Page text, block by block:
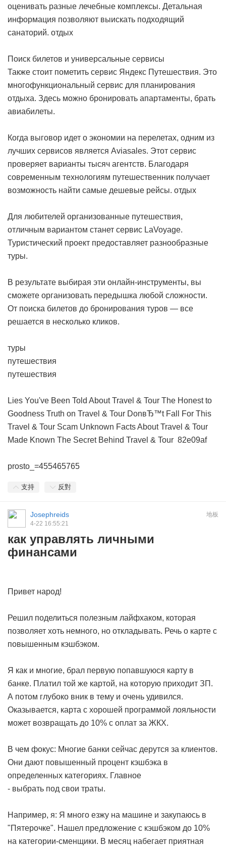
оценивать разные лечебные комплексы. Детальная
информация позволяют выискать подходящий
санаторий. отдых
Поиск билетов и универсальные сервисы
Также стоит пометить сервис Яндекс Путешествия. Это
многофункциональный сервис для планирования
отдыха. Здесь можно бронировать апартаменты, брать
авиабилеты.
Когда выговор идет о экономии на перелетах, одним из
лучших сервисов является Aviasales. Этот сервис
проверяет варианты тысяч агентств. Благодаря
современным технологиям путешественник получает
возможность найти самые дешевые рейсы. отдых
Для любителей организованные путешествия,
отличным вариантом станет сервис LaVoyage.
Туристический проект предоставляет разнообразные
туры.
В результате выбирая эти онлайн-инструменты, вы
сможете организовать передышка любой сложности.
От поиска билетов до бронирования туров — все
решается в несколько кликов.
туры
путешествия
путешествия
Lies You've Been Told About Travel & Tour The Honest to
Goodness Truth on Travel & Tour DonвЂ™t Fall For This
Travel & Tour Scam Unknown Facts About Travel & Tour
Made Known The Secret Behind Travel & Tour 82e09af
prosto_=455465765
支持 反對
地板
Josephreids
4-22 16:55:21
как управлять личными
финансами
Привет народ!
Решил поделиться полезным лайфхаком, которая
позволяет хоть немного, но откладывать. Речь о карте с
повышенным кэшбэком.
Я как и многие, брал первую попавшуюся карту в
банке. Платил той же картой, на которую приходит ЗП.
А потом глубоко вник в тему и очень удивился.
Оказывается, карта с хорошей программой лояльности
может возвращать до 10% с оплат за ЖКХ.
В чем фокус: Многие банки сейчас дерутся за клиентов.
Они дают повышенный процент кэшбэка в
определенных категориях. Главное
- выбрать под свои траты.
Например, я: Я много езжу на машине и закупаюсь в
"Пятерочке". Нашел предложение с кэшбэком до 10%
на категории-сменщики. В месяц набегает приятная